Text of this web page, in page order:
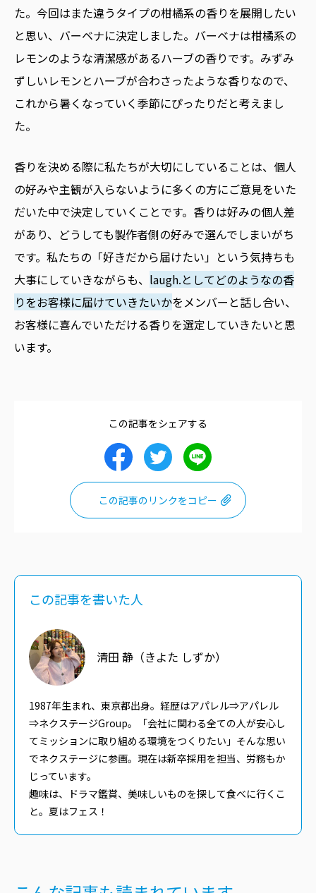
た。今回はまた違うタイプの柑橘系の香りを展開したい
と思い、バーベナに決定しました。バーベナは柑橘系の
レモンのような清潔感があるハーブの香りです。みずみ
ずしいレモンとハーブが合わさったような香りなので、
これから暑くなっていく季節にぴったりだと考えまし
た。
香りを決める際に私たちが大切にしていることは、個人
の好みや主観が入らないように多くの方にご意見をいた
だいた中で決定していくことです。香りは好みの個人差
があり、どうしても製作者側の好みで選んでしまいがち
です。私たちの「好きだから届けたい」という気持ちも
大事にしていきながらも、 laugh.としてどのようなの香
りをお客様に届けていきたいかをメンバーと話し合い、
お客様に喜んでいただける香りを選定していきたいと思
います。
この記事をシェアする
この記事のリンクをコピー
この記事を書いた人
清田 静（きよた しずか）
1987年生まれ、東京都出身。経歴はアパレル⇒アパレル
⇒ネクステージGroup。「会社に関わる全ての人が安心し
てミッションに取り組める環境をつくりたい」そんな思い
でネクステージに参画。現在は新卒採用を担当、労務もか
じっています。
趣味は、ドラマ鑑賞、美味しいものを探して食べに行くこ
と。夏はフェス！